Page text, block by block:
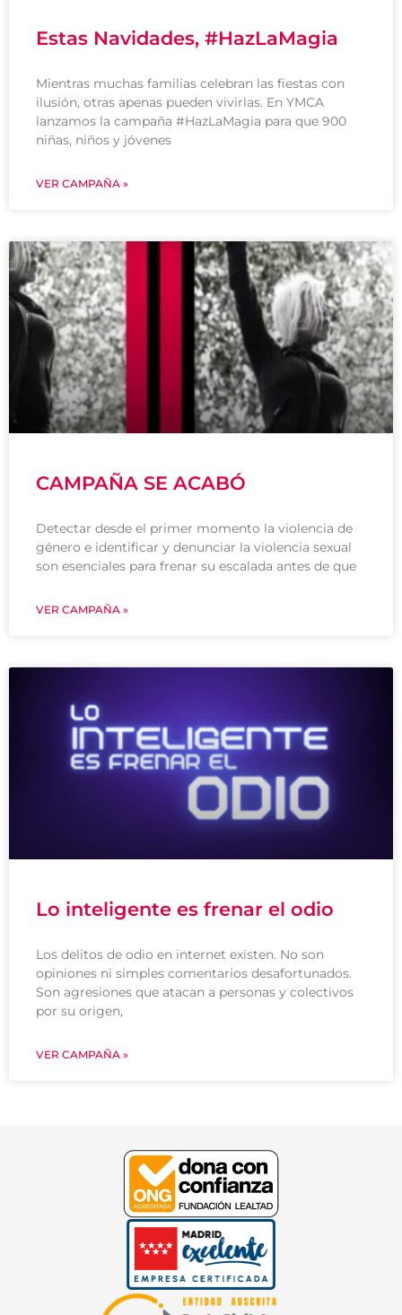
Estas Navidades, #HazLaMagia
Mientras muchas familias celebran las fiestas con
ilusión, otras apenas pueden vivirlas. En YMCA
lanzamos la campaña #HazLaMagia para que 900
niñas, niños y jóvenes
VER CAMPAÑA »
CAMPAÑA SE ACABÓ
Detectar desde el primer momento la violencia de
género e identificar y denunciar la violencia sexual
son esenciales para frenar su escalada antes de que
VER CAMPAÑA »
Lo inteligente es frenar el odio
Los delitos de odio en internet existen. No son
opiniones ni simples comentarios desafortunados.
Son agresiones que atacan a personas y colectivos
por su origen,
VER CAMPAÑA »